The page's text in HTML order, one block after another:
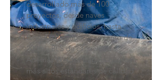
desarrollado más de 100
proyectos, desde naves
industriales y edificios, hasta
tanques de almacenamiento de
200mil BLS de capacidad.
Además Weldot trabaja con los
más altos estándares de calidad